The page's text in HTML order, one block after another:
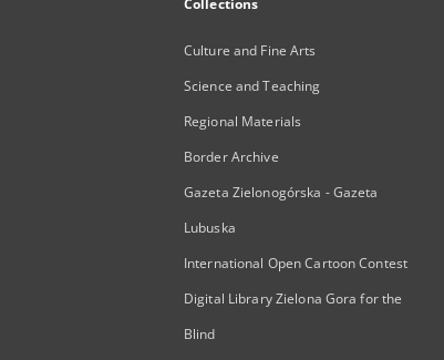
Collections
Culture and Fine Arts
Science and Teaching
Regional Materials
Border Archive
Gazeta Zielonogórska - Gazeta
Lubuska
International Open Cartoon Contest
Digital Library Zielona Gora for the
Blind